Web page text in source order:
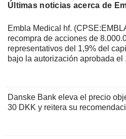
Últimas noticias acerca de
Embla Medical hf.
recompra de acciones de
representativos del 1,9% del
bajo la autorización aprobada el
Danske Bank eleva el precio
30 DKK y reitera su